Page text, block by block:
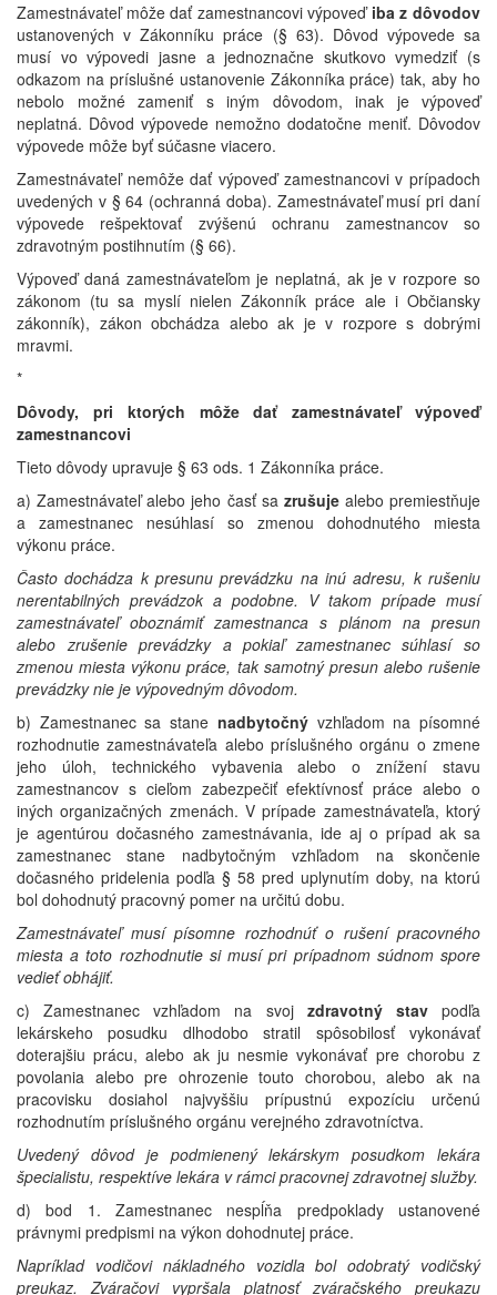
Zamestnávateľ môže dať zamestnancovi výpoveď iba z dôvodov
ustanovených v Zákonníku práce (§ 63). Dôvod výpovede sa
musí vo výpovedi jasne a jednoznačne skutkovo vymedziť (s
odkazom na príslušné ustanovenie Zákonníka práce) tak, aby ho
nebolo možné zameniť s iným dôvodom, inak je výpoveď
neplatná. Dôvod výpovede nemožno dodatočne meniť. Dôvodov
výpovede môže byť súčasne viacero.
Zamestnávateľ nemôže dať výpoveď zamestnancovi v prípadoch
uvedených v § 64 (ochranná doba). Zamestnávateľ musí pri daní
výpovede rešpektovať zvýšenú ochranu zamestnancov so
zdravotným postihnutím (§ 66).
Výpoveď daná zamestnávateľom je neplatná, ak je v rozpore so
zákonom (tu sa myslí nielen Zákonník práce ale i Občiansky
zákonník), zákon obchádza alebo ak je v rozpore s dobrými
mravmi.
*
Dôvody, pri ktorých môže dať zamestnávateľ výpoveď
zamestnancovi
Tieto dôvody upravuje § 63 ods. 1 Zákonníka práce.
a) Zamestnávateľ alebo jeho časť sa zrušujealebo premiestňuje
a zamestnanec nesúhlasí so zmenou dohodnutého miesta
výkonu práce.
Často dochádza k presunu prevádzku na inú adresu, k rušeniu
nerentabilných prevádzok a podobne. V takom prípade musí
zamestnávateľ oboznámiť zamestnanca s plánom na presun
alebo zrušenie prevádzky a pokiaľ zamestnanec súhlasí so
zmenou miesta výkonu práce, tak samotný presun alebo rušenie
prevádzky nie je výpovedným dôvodom.
b) Zamestnanec sa stane nadbytočnývzhľadom na písomné
rozhodnutie zamestnávateľa alebo príslušného orgánu o zmene
jeho úloh, technického vybavenia alebo o znížení stavu
zamestnancov s cieľom zabezpečiť efektívnosť práce alebo o
iných organizačných zmenách. V prípade zamestnávateľa, ktorý
je agentúrou dočasného zamestnávania, ide aj o prípad ak sa
zamestnanec stane nadbytočným vzhľadom na skončenie
dočasného pridelenia podľa § 58 pred uplynutím doby, na ktorú
bol dohodnutý pracovný pomer na určitú dobu.
Zamestnávateľ musí písomne rozhodnúť o rušení pracovného
miesta a toto rozhodnutie si musí pri prípadnom súdnom spore
vedieť obhájiť.
c) Zamestnanec vzhľadom na svoj zdravotný stavpodľa
lekárskeho posudku dlhodobo stratil spôsobilosť vykonávať
doterajšiu prácu, alebo ak ju nesmie vykonávať pre chorobu z
povolania alebo pre ohrozenie touto chorobou, alebo ak na
pracovisku dosiahol najvyššiu prípustnú expozíciu určenú
rozhodnutím príslušného orgánu verejného zdravotníctva.
Uvedený dôvod je podmienený lekárskym posudkom lekára
špecialistu, respektíve lekára v rámci pracovnej zdravotnej služby.
d) bod 1. Zamestnanec nespĺňa predpoklady ustanovené
právnymi predpismi na výkon dohodnutej práce.
Napríklad vodičovi nákladného vozidla bol odobratý vodičský
preukaz. Zváračovi vypršala platnosť zváračského preukazu